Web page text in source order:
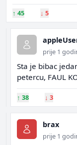
↑ 45 ↓ 5
prije 1
Sta je bibac
petercu, FAUL
↑ 38 ↓ 3
brax
prije 1